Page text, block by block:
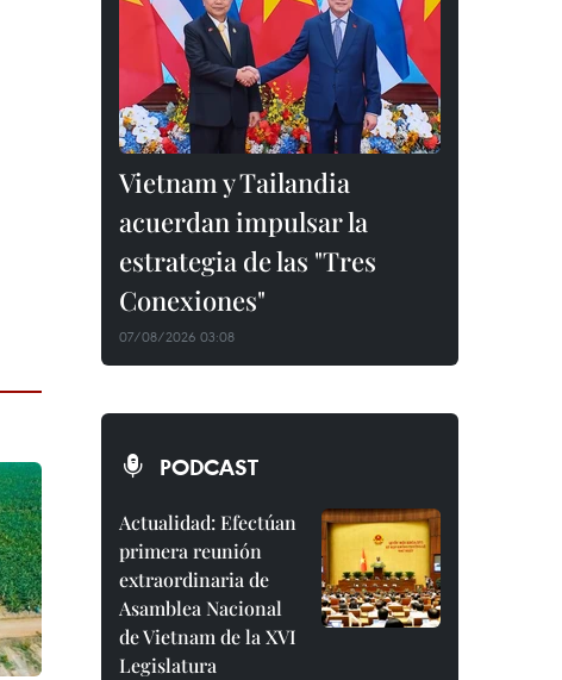
Vietnam y Tailandia
acuerdan impulsar la
estrategia de las "Tres
Conexiones"
07/08/2026 03:08
PODCAST
Actualidad: Efectúan
primera reunión
extraordinaria de
Asamblea Nacional
de Vietnam de la XVI
Legislatura